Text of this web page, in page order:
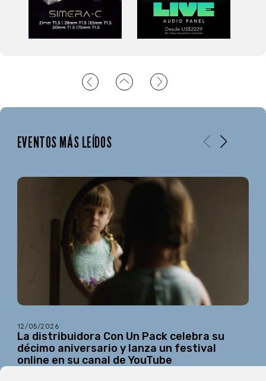
EVENTOS MÁS LEÍDOS
12/05/2026
La distribuidora Con Un Pack celebra su
décimo aniversario y lanza un festival
online en su canal de YouTube